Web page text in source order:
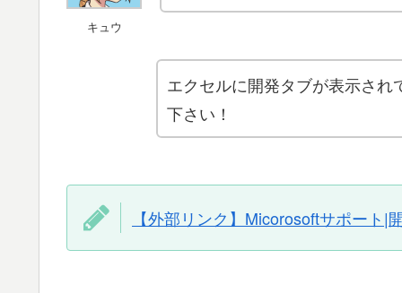
キュウ
エクセルに開発タブが表示さ
下さい！
【外部リンク】Micorosoftサポート|